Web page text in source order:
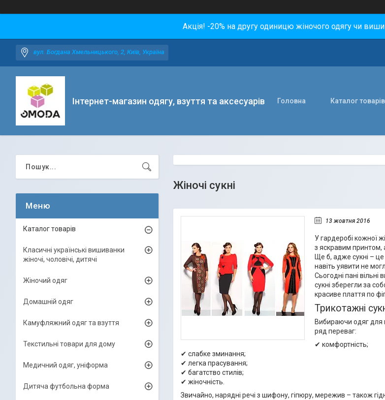
Акція! -20% на другу одиницю жіночого одягу чи
вул. Богдана Хмельницького, 2, Київ, Україна
Інтернет-магазин одягу, взуття та аксесуарів Головна Каталог товарів
Жіночі сукні
13 жовтня 2016
У гардеробі кожної
з яскравим принтом,
Ще б, адже сукні –
навіть уявити не
Сьогодні пані
сукні зберегли за
красиве плаття по
Трикотажні
Вибираючи одяг для
ряд переваг:
✔ комфортність;
✔ слабке зминання;
✔ легка прасування;
✔ багатство стилів;
✔ жіночність.
Звичайно, нарядні речі з шифону, гіпюру, мережив – також
Каталог товарів
Класичні українські вишиванки
жіночі, чоловічі, дитячі
Жіночий одяг
Домашній одяг
Камуфляжний одяг та взуття
Текстильні товари для дому
Медичний одяг, уніформа
Дитяча футбольна форма